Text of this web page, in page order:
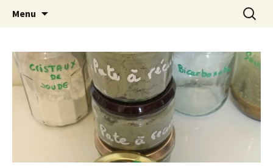
MiaouZdays
Cuisine / Idées Créatives / Petits
Bonheurs et milles autres astuces
Menu